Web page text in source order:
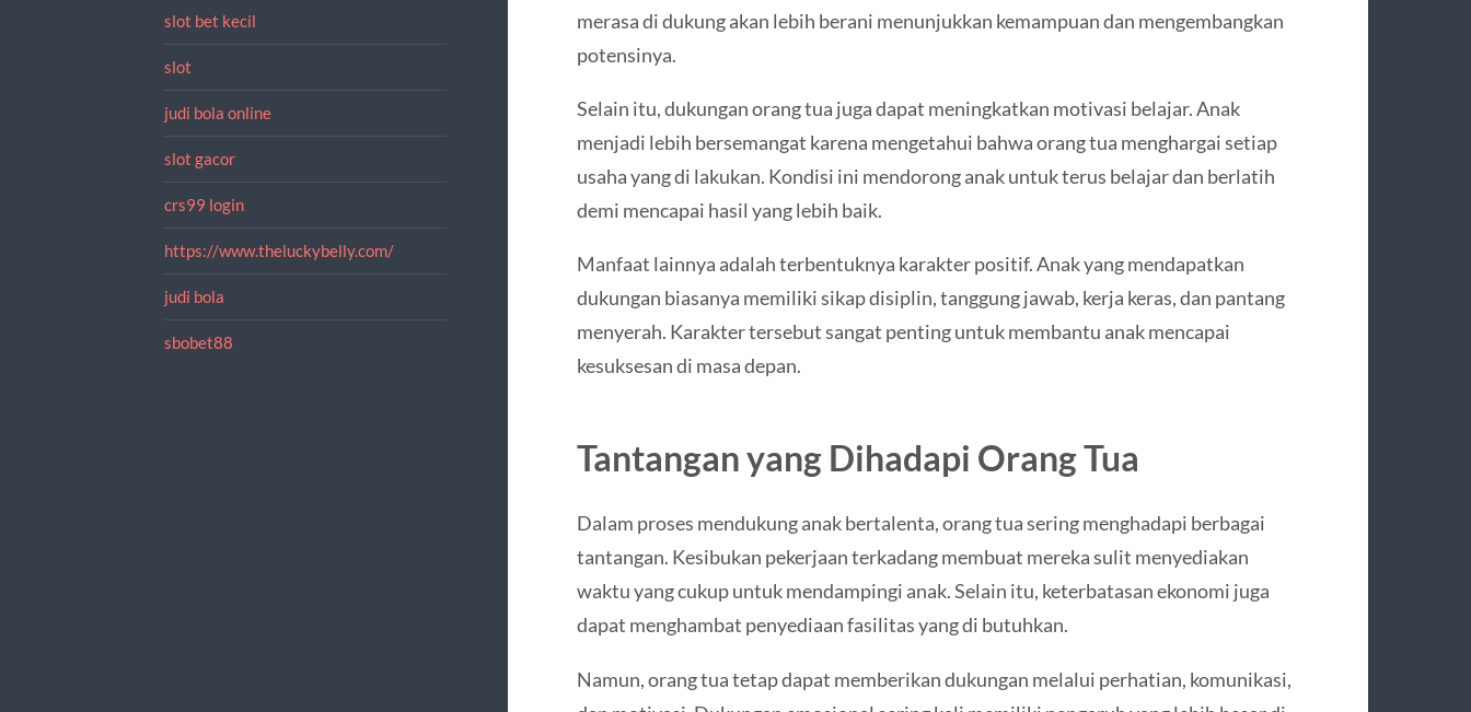
slot bet kecil
slot
judi bola online
slot gacor
crs99 login
https://www.theluckybelly.com/
judi bola
sbobet88
merasa di dukung akan lebih berani menunjukkan kemampuan dan mengembangkan
potensinya.
Selain itu, dukungan orang tua juga dapat meningkatkan motivasi belajar. Anak
menjadi lebih bersemangat karena mengetahui bahwa orang tua menghargai setiap
usaha yang di lakukan. Kondisi ini mendorong anak untuk terus belajar dan berlatih
demi mencapai hasil yang lebih baik.
Manfaat lainnya adalah terbentuknya karakter positif. Anak yang mendapatkan
dukungan biasanya memiliki sikap disiplin, tanggung jawab, kerja keras, dan pantang
menyerah. Karakter tersebut sangat penting untuk membantu anak mencapai
kesuksesan di masa depan.
Tantangan yang Dihadapi Orang Tua
Dalam proses mendukung anak bertalenta, orang tua sering menghadapi berbagai
tantangan. Kesibukan pekerjaan terkadang membuat mereka sulit menyediakan
waktu yang cukup untuk mendampingi anak. Selain itu, keterbatasan ekonomi juga
dapat menghambat penyediaan fasilitas yang di butuhkan.
Namun, orang tua tetap dapat memberikan dukungan melalui perhatian, komunikasi,